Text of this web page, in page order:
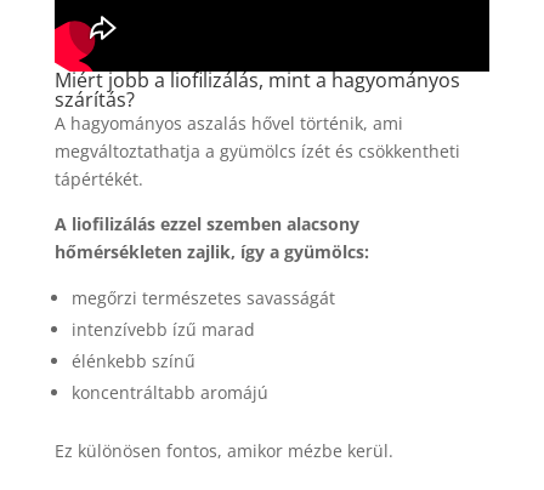
Miért jobb a liofilizálás, mint a hagyományos
szárítás?
A hagyományos aszalás hővel történik, ami
megváltoztathatja a gyümölcs ízét és csökkentheti
tápértékét.
A liofilizálás ezzel szemben alacsony
hőmérsékleten zajlik, így a gyümölcs:
megőrzi természetes savasságát
intenzívebb ízű marad
élénkebb színű
koncentráltabb aromájú
Ez különösen fontos, amikor mézbe kerül.